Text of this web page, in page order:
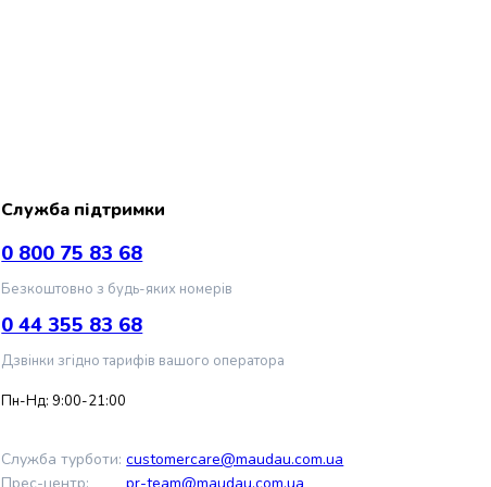
Служба підтримки
0 800 75 83 68
Безкоштовно з будь-яких номерів
0 44 355 83 68
Дзвінки згідно тарифів вашого оператора
Пн-Нд: 9:00-21:00
Служба турботи: customercare@maudau.com.ua